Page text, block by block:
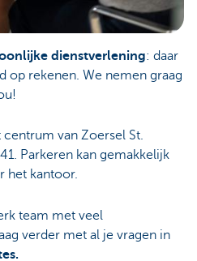
dienstverlening: daar
op rekenen. We nemen graag
van Zoersel St.
Parkeren kan gemakkelijk
het kantoor.
team met veel
verder met al je vragen in